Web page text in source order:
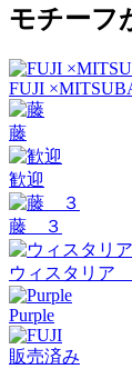
モチーフ
FUJI
藤
歓迎
藤 ３
ウィスタリア
Purple
販売済み